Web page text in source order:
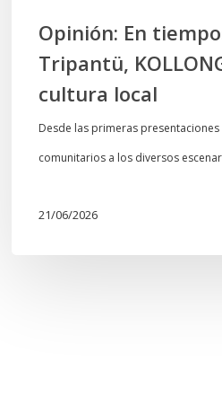
Opinión: En
Tripantü,
cultura local
Desde las primeras
comunitarios a los diversos
21/06/2026